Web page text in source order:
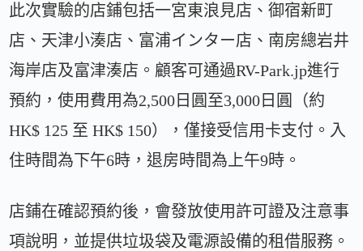
此次實驗的店鋪包括一宮東浪見店、御宿新町
店、天津小湊店、富浦インター店、南房總岩井
海岸店及富津湊店。顧客可通過RV-Park.jp進行
預約，使用費用為2,500日圓至3,000日圓（約
HK$ 125 至 HK$ 150），僅接受信用卡支付。入
住時間為下午6時，退房時間為上午9時。
店鋪在確認預約後，會發放使用許可證及注意事
項說明，並提供垃圾袋及電源設備的租借服務。